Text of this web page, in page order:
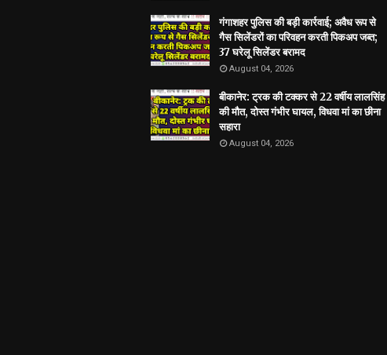
गंगाशहर पुलिस की बड़ी कार्रवाई; अवैध रूप से
गैस सिलेंडरों का परिवहन करती पिकअप जब्त;
37 घरेलू सिलेंडर बरामद
August 04, 2026
बीकानेर: ट्रक की टक्कर से 22 वर्षीय लालसिंह
की मौत, दोस्त गंभीर घायल, विधवा मां का छीना
सहारा
August 04, 2026